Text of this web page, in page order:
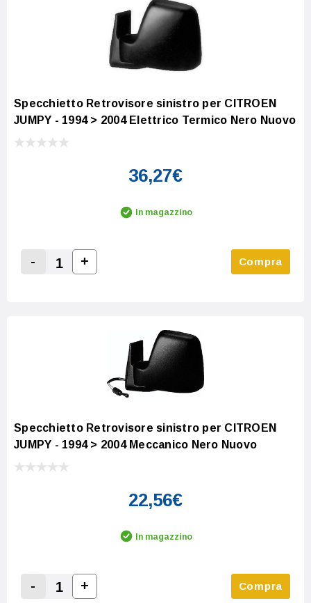
Specchietto Retrovisore sinistro per CITROEN
JUMPY - 1994 > 2004 Elettrico Termico Nero Nuovo
36,27€
In magazzino
Decrease Quantity:
-
Increase Quantity:
+ Compra
Specchietto Retrovisore sinistro per CITROEN
JUMPY - 1994 > 2004 Meccanico Nero Nuovo
22,56€
In magazzino
- + Compra